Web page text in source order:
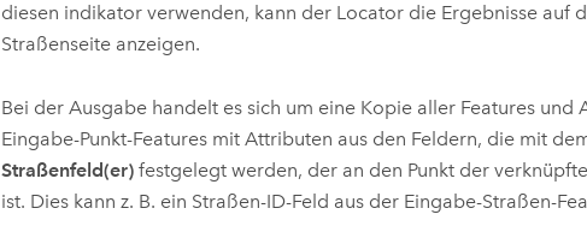
diesen indikator verwenden, kann der Locator die Ergebnisse auf
Straßenseite anzeigen.
Bei der Ausgabe handelt es sich um eine Kopie aller Features und
Eingabe-Punkt-Features mit Attributen aus den Feldern, die mit
Straßenfeld(er)festgelegt werden, der an den Punkt der
ist. Dies kann z. B. ein Straßen-ID-Feld aus der Eingabe-Straßen-